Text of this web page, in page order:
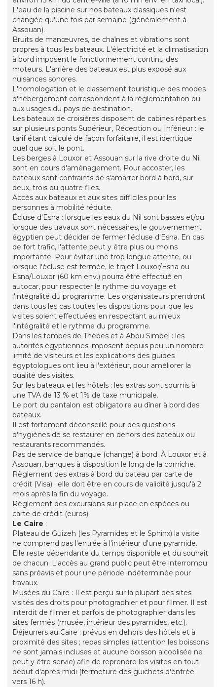
L'eau de la piscine sur nos bateaux classiques n'est
changée qu'une fois par semaine (généralement à
Assouan).
Bruits de manœuvres, de chaînes et vibrations sont
propres à tous les bateaux. L'électricité et la climatisation
à bord imposent le fonctionnement continu des
moteurs. L'arrière des bateaux est plus exposé aux
nuisances sonores.
L'homologation et le classement touristique des modes
d'hébergement correspondent à la réglementation ou
aux usages du pays de destination.
Les bateaux de croisières disposent de cabines réparties
sur plusieurs ponts Supérieur, Réception ou Inférieur : le
tarif étant calculé de façon forfaitaire, il est identique
quel que soit le pont.
Les berges à Louxor et Assouan sur la rive droite du Nil
sont en cours d'aménagement. Pour accoster, les
bateaux sont contraints de s'amarrer bord à bord, sur
deux, trois ou quatre files.
Accès aux bateaux et aux sites difficiles pour les
personnes à mobilité réduite.
Écluse d'Esna : lorsque les eaux du Nil sont basses et/ou
lorsque des travaux sont nécessaires, le gouvernement
égyptien peut décider de fermer l'écluse d'Esna. En cas
de fort trafic, l'attente peut y être plus ou moins
importante. Pour éviter une trop longue attente, ou
lorsque l'écluse est fermée, le trajet Louxor/Esna ou
Esna/Louxor (60 km env.) pourra être effectué en
autocar, pour respecter le rythme du voyage et
l'intégralité du programme. Les organisateurs prendront
dans tous les cas toutes les dispositions pour que les
visites soient effectuées en respectant au mieux
l'intégralité et le rythme du programme.
Dans les tombes de Thèbes et à Abou Simbel : les
autorités égyptiennes imposent depuis peu un nombre
limité de visiteurs et les explications des guides
égyptologues ont lieu à l'extérieur, pour améliorer la
qualité des visites.
Sur les bateaux et les hôtels : les extras sont soumis à
une TVA de 13 % et 1% de taxe municipale.
Le port du pantalon est obligatoire au dîner à bord des
bateaux.
Il est fortement déconseillé pour des questions
d'hygiènes de se restaurer en dehors des bateaux ou
restaurants recommandés.
Pas de service de banque (change) à bord. À Louxor et à
Assouan, banques à disposition le long de la corniche.
Règlement des extras à bord du bateau par carte de
crédit (Visa) : elle doit être en cours de validité jusqu'à 2
mois après la fin du voyage.
Règlement des excursions sur place en espèces ou
carte de crédit (euros).
Le Caire :
Plateau de Guizeh (les Pyramides et le Sphinx) la visite
ne comprend pas l'entrée à l'intérieur d'une pyramide.
Elle reste dépendante du temps disponible et du souhait
de chacun. L'accès au grand public peut être interrompu
sans préavis et pour une période indéterminée pour
travaux.
Musées du Caire : Il est perçu sur la plupart des sites
visités des droits pour photographier et pour filmer. Il est
interdit de filmer et parfois de photographier dans les
sites fermés (musée, intérieur des pyramides, etc.).
Déjeuners au Caire : prévus en dehors des hôtels et à
proximité des sites ; repas simples (attention les boissons
ne sont jamais incluses et aucune boisson alcoolisée ne
peut y être servie) afin de reprendre les visites en tout
début d'après-midi (fermeture des guichets d'entrée
vers 16 h).